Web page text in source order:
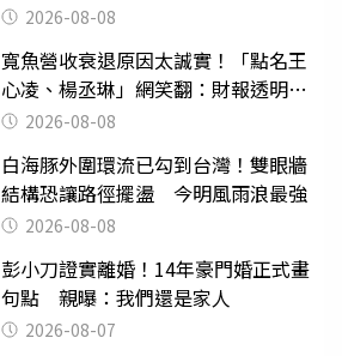
2026-08-08
寬魚營收衰退原因太誠實！「點名王
心凌、楊丞琳」網笑翻：財報透明度
滿分2026-08-08
白海豚外圍環流已勾到台灣！雙眼牆
結構恐讓路徑擺盪 今明風雨浪最強
2026-08-08
彭小刀證實離婚！14年豪門婚正式畫
句點 親曝：我們還是家人
2026-08-07